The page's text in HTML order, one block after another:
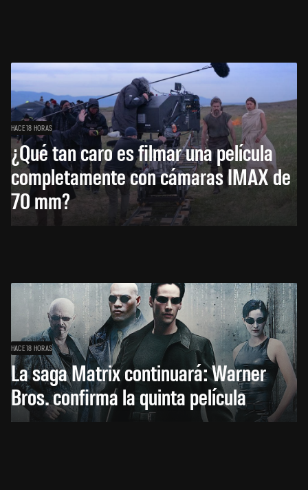
HACE 18 HORAS
¿Qué tan caro es filmar una película
completamente con cámaras IMAX de
70 mm?
HACE 18 HORAS
La saga Matrix continuará: Warner
Bros. confirma la quinta película